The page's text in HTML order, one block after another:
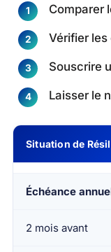
Comparer
Vérifier
Souscrire
Laisser le
Situation de
Échéance
2 mois avant